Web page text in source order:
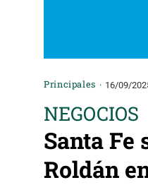
Principales 16/09/
NEGOCIOS
Santa Fe
Roldán